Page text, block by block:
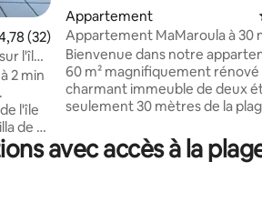
: 5 sur 5
moyenne sur la base de 32
(32)
l'île
2 min
l'île
de 2
pour
Appartement
Appartement MaMaroula à 30
plage
Bienvenue dans notre
60 m² magnifiquement rénové
charmant immeuble de deux
seulement 30 mètres de la
centre de Skiathos. Vous
variété de restaurants et de
avec accès à la